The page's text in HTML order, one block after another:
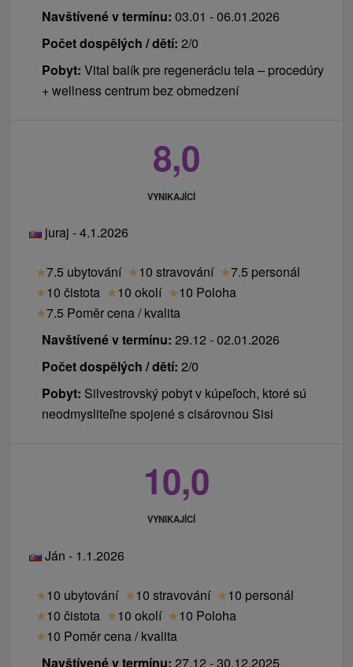
Navštívené v termínu: 03.01 - 06.01.2026
Počet dospělých / dětí: 2/0
Pobyt: Vital balík pre regeneráciu tela – procedúry
+ wellness centrum bez obmedzení
8,0
VYNIKAJÍCÍ
juraj - 4.1.2026
★7.5 ubytování ★10 stravování ★7.5 personál
★10 čistota ★10 okolí ★10 Poloha
★7.5 Poměr cena / kvalita
Navštívené v termínu: 29.12 - 02.01.2026
Počet dospělých / dětí: 2/0
Pobyt: Silvestrovský pobyt v kúpeľoch, ktoré sú
neodmysliteľne spojené s cisárovnou Sisi
10,0
VYNIKAJÍCÍ
Ján - 1.1.2026
★10 ubytování ★10 stravování ★10 personál
★10 čistota ★10 okolí ★10 Poloha
★10 Poměr cena / kvalita
Navštívené v termínu: 27.12 - 30.12.2025